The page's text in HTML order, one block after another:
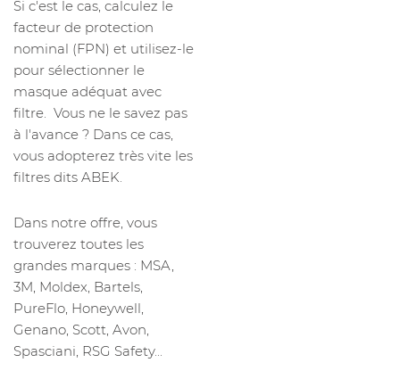
Si c'est le cas, calculez le
facteur de protection
nominal (FPN) et utilisez-le
pour sélectionner le
masque adéquat avec
filtre. Vous ne le savez pas
à l'avance ? Dans ce cas,
vous adopterez très vite les
filtres dits ABEK.
Dans notre offre, vous
trouverez toutes les
grandes marques : MSA,
3M, Moldex, Bartels,
PureFlo, Honeywell,
Genano, Scott, Avon,
Spasciani, RSG Safety...